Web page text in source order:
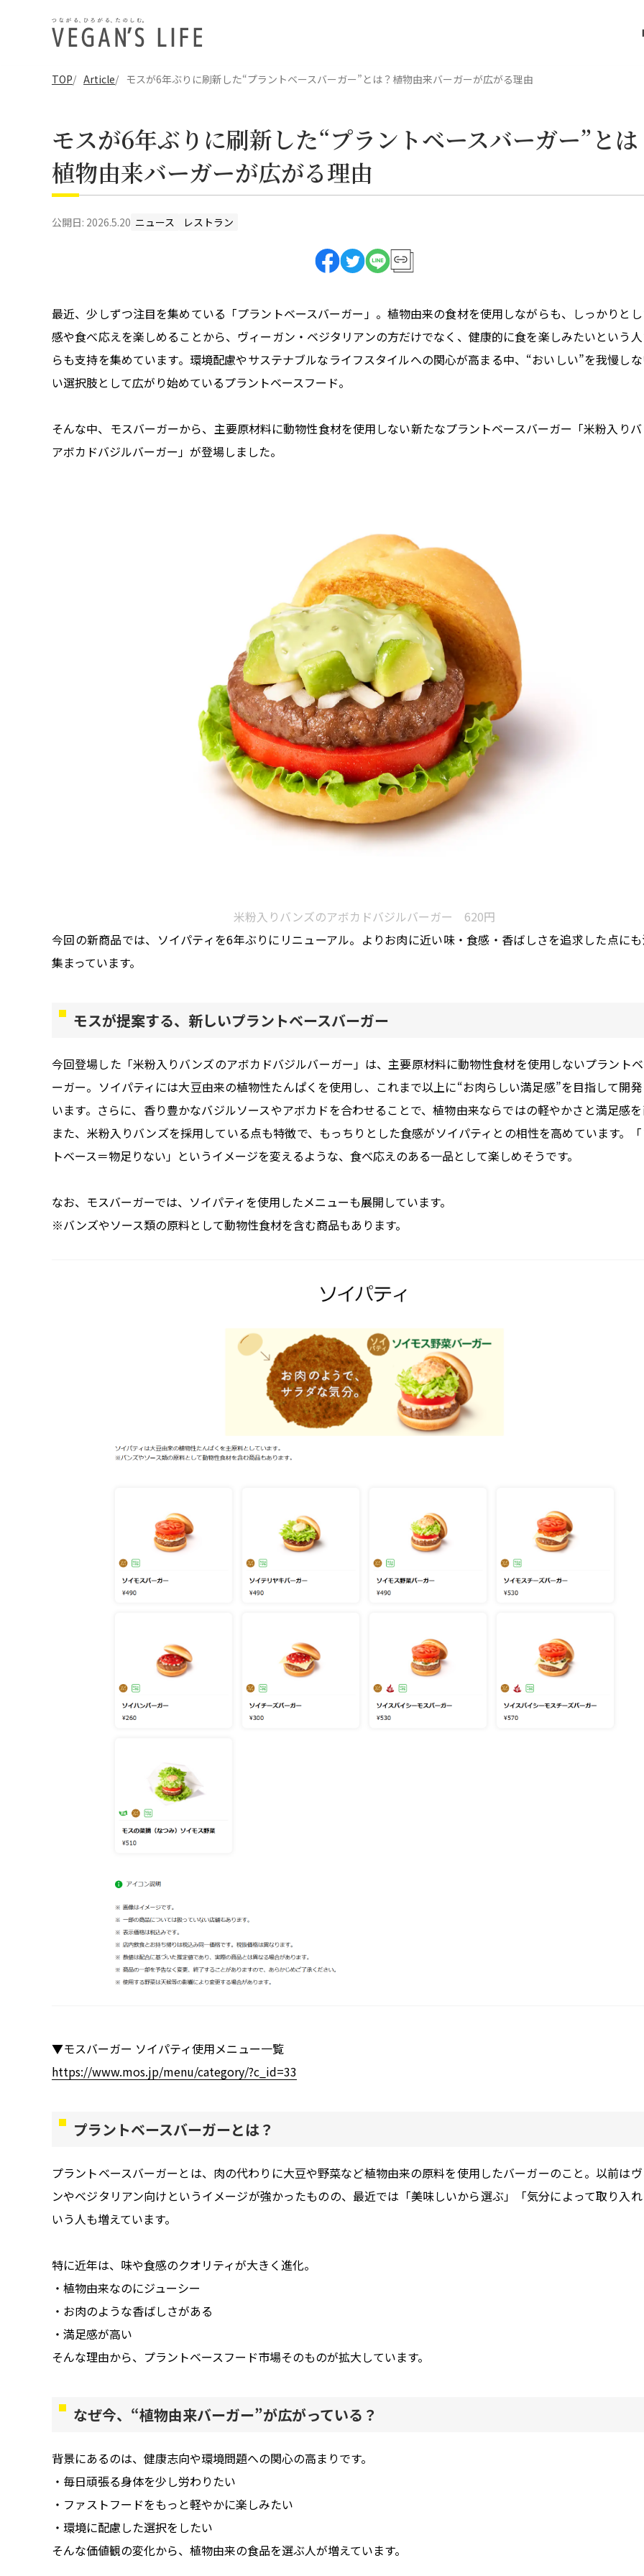
TOP Article モスが6年ぶりに刷新した“プラントベースバーガー”とは？植物由来バーガーが広がる理由
モスが6年ぶりに刷新した“プラントベースバーガー”とは
植物由来バーガーが広がる理由
公開日: 2026.5.20 ニュース レストラン
最近、少しずつ注目を集めている「プラントベースバーガー」。植物由来の食材を使用しながらも、しっかりと
感や食べ応えを楽しめることから、ヴィーガン・ベジタリアンの方だけでなく、健康的に食を楽しみたいという
らも支持を集めています。環境配慮やサステナブルなライフスタイルへの関心が高まる中、“おいしい”を我慢し
い選択肢として広がり始めているプラントベースフード。
そんな中、モスバーガーから、主要原材料に動物性食材を使用しない新たなプラントベースバーガー「米粉入り
アボカドバジルバーガー」が登場しました。
米粉入りバンズのアボカドバジルバーガー 620円
今回の新商品では、ソイパティを6年ぶりにリニューアル。よりお肉に近い味・食感・香ばしさを追求した点に
集まっています。
モスが提案する、新しいプラントベースバーガー
今回登場した「米粉入りバンズのアボカドバジルバーガー」は、主要原材料に動物性食材を使用しないプラント
ーガー。ソイパティには大豆由来の植物性たんぱくを使用し、これまで以上に“お肉らしい満足感”を目指して開
います。さらに、香り豊かなバジルソースやアボカドを合わせることで、植物由来ならではの軽やかさと満足感を
また、米粉入りバンズを採用している点も特徴で、もっちりとした食感がソイパティとの相性を高めています。
トベース＝物足りない」というイメージを変えるような、食べ応えのある一品として楽しめそうです。
なお、モスバーガーでは、ソイパティを使用したメニューも展開しています。
※バンズやソース類の原料として動物性食材を含む商品もあります。
▼モスバーガー ソイパティ使用メニュー一覧
https://www.mos.jp/menu/category/?c_id=33
プラントベースバーガーとは？
プラントベースバーガーとは、肉の代わりに大豆や野菜など植物由来の原料を使用したバーガーのこと。以前は
ンやベジタリアン向けというイメージが強かったものの、最近では「美味しいから選ぶ」「気分によって取り入れ
いう人も増えています。
特に近年は、味や食感のクオリティが大きく進化。
・植物由来なのにジューシー
・お肉のような香ばしさがある
・満足感が高い
そんな理由から、プラントベースフード市場そのものが拡大しています。
なぜ今、“植物由来バーガー”が広がっている？
背景にあるのは、健康志向や環境問題への関心の高まりです。
・毎日頑張る身体を少し労わりたい
・ファストフードをもっと軽やかに楽しみたい
・環境に配慮した選択をしたい
そんな価値観の変化から、植物由来の食品を選ぶ人が増えています。